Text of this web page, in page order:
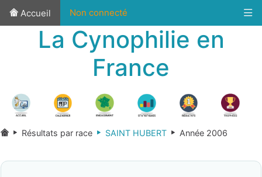
Accueil Non connecté
La Cynophilie en
France
Résultats par race SAINT HUBERT Année 2006